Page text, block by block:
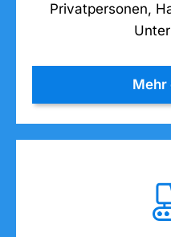
Privatpersonen,
Mehr